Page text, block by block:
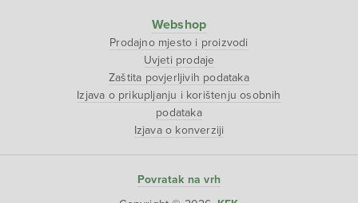
Webshop
Prodajno mjesto i proizvodi
Uvjeti prodaje
Zaštita povjerljivih podataka
Izjava o prikupljanju i korištenju osobnih
podataka
Izjava o konverziji
Povratak na vrh